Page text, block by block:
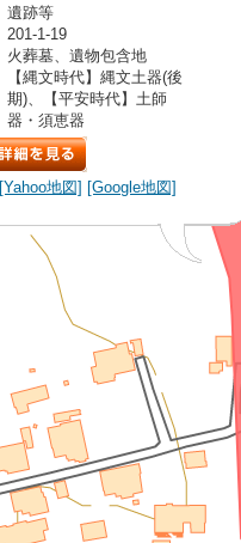
遺跡等
201-1-19
火葬墓、遺物包含地
【縄文時代】縄文土器(後
期)、【平安時代】土師
器・須恵器
[Yahoo地図] [Google地図]